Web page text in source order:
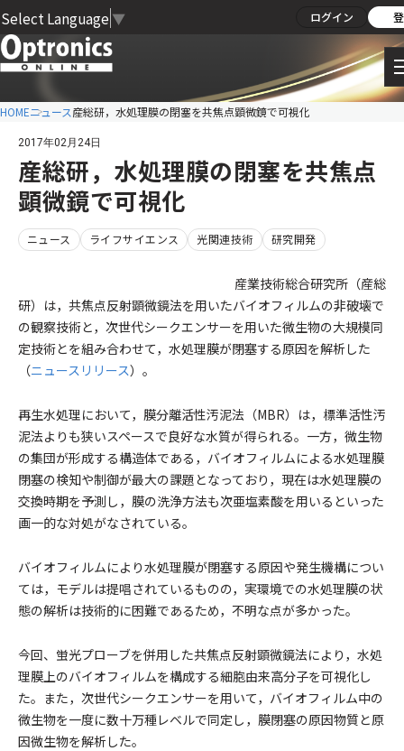
Select Language ▼ ログイン
HOMEニュース産総研，水処理膜の閉塞を共焦点顕微鏡で可視化
2017年02月24日
産総研，水処理膜の閉塞を共焦点
顕微鏡で可視化
ニュース ライフサイエンス 光関連技術 研究開発
産業技術総合研究所（産総
研）は，共焦点反射顕微鏡法を用いたバイオフィルムの非破壊で
の観察技術と，次世代シークエンサーを用いた微生物の大規模同
定技術とを組み合わせて，水処理膜が閉塞する原因を解析した
（ニュースリリース）。
再生水処理において，膜分離活性汚泥法（MBR）は，標準活性汚
泥法よりも狭いスペースで良好な水質が得られる。一方，微生物
の集団が形成する構造体である，バイオフィルムによる水処理膜
閉塞の検知や制御が最大の課題となっており，現在は水処理膜の
交換時期を予測し，膜の洗浄方法も次亜塩素酸を用いるといった
画一的な対処がなされている。
バイオフィルムにより水処理膜が閉塞する原因や発生機構につい
ては，モデルは提唱されているものの，実環境での水処理膜の状
態の解析は技術的に困難であるため，不明な点が多かった。
今回、蛍光プローブを併用した共焦点反射顕微鏡法により，水処
理膜上のバイオフィルムを構成する細胞由来高分子を可視化し
た。また，次世代シークエンサーを用いて，バイオフィルム中の
微生物を一度に数十万種レベルで同定し，膜閉塞の原因物質と原
因微生物を解析した。